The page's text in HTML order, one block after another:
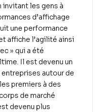
invitant les gens à
d’affichage
une performance
affiche l’agilité ainsi
» qui a été
Il est devenu un
autour de
premiers à des
de marché
devenu plus